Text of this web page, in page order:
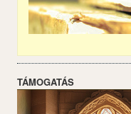
TÁMOGATÁS